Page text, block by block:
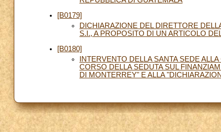
[B0179]
DICHIARAZIONE DEL DIRETTORE
S.I., A PROPOSITO DI UN ARTICOLO
[B0180]
INTERVENTO DELLA SANTA SEDE
CORSO DELLA SEDUTA SUL
DI MONTERREY" E ALLA